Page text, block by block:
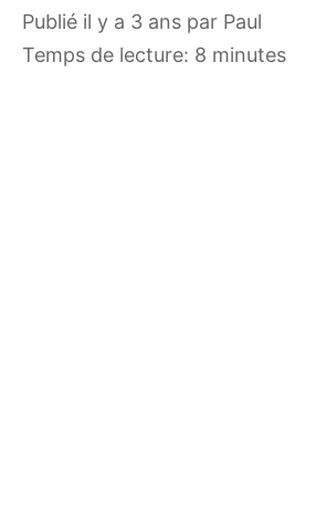
publié il y a 3 ans par Paul
Temps de lecture: 8 minutes